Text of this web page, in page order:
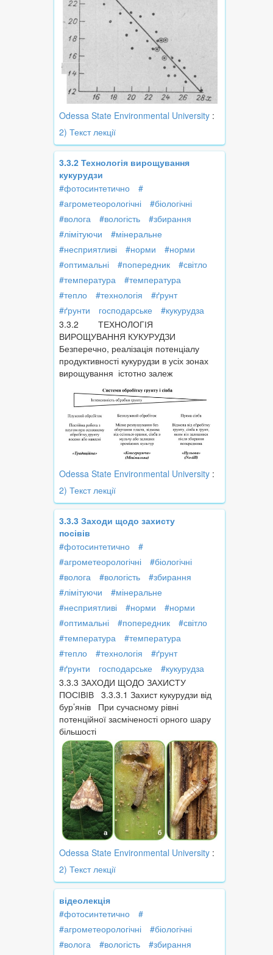
Odessa State Environmental University :
2) Текст лекції
3.3.2 Технологія вирощування
кукурудзи
#фотосинтетично
#
#агрометеорологічні
#біологічні
#волога
#вологість
#збирання
#лімітуючи
#мінеральне
#несприятливі
#норми
#норми
#оптимальні
#попередник
#світло
#температура
#температура
#тепло
#технологія
#ґрунт
#ґрунти
господарське
#кукурудза
3.3.2 ТЕХНОЛОГІЯ
ВИРОЩУВАННЯ КУКУРУДЗИ
Безперечно, реалізація потенціалу
продуктивності кукурудзи в усіх зонах
вирощування істотно залеж
Odessa State Environmental University :
2) Текст лекції
3.3.3 Заходи щодо захисту
посівів
#фотосинтетично
#
#агрометеорологічні
#біологічні
#волога
#вологість
#збирання
#лімітуючи
#мінеральне
#несприятливі
#норми
#норми
#оптимальні
#попередник
#світло
#температура
#температура
#тепло
#технологія
#ґрунт
#ґрунти
господарське
#кукурудза
3.3.3 ЗАХОДИ ЩОДО ЗАХИСТУ
ПОСІВІВ 3.3.3.1 Захист кукурудзи від
бур’янів При сучасному рівні
потенційної засміченості орного шару
більшості
Odessa State Environmental University :
2) Текст лекції
відеолекція
#фотосинтетично
#
#агрометеорологічні
#біологічні
#волога
#вологість
#збирання